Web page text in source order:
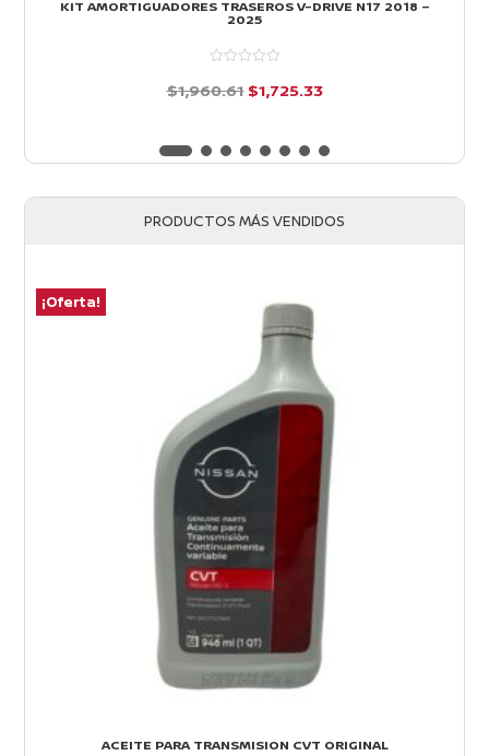
KIT AMORTIGUADORES TRASEROS V-DRIVE N17 2018 –
2025
5
$1,960.61 El
original
$1,960.61.
$1,725.33El
actual
$1,725.33.
PRODUCTOS MÁS VENDIDOS
¡Oferta!
ACEITE PARA TRANSMISION CVT ORIGINAL